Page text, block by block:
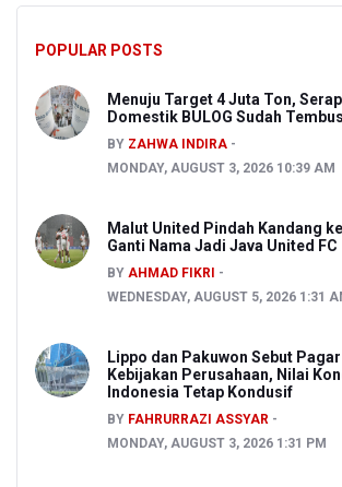
POPULAR POSTS
Menuju Target 4 Juta Ton,
Domestik BULOG Sudah
BY ZAHWA INDIRA
MONDAY, AUGUST 3, 2026 10:39 AM
Malut United Pindah Kandang
Ganti Nama Jadi Java United FC
BY AHMAD FIKRI
WEDNESDAY, AUGUST 5, 2026 1:31
Lippo dan Pakuwon Sebut
Kebijakan Perusahaan, Nilai
Indonesia Tetap Kondusif
BY FAHRURRAZI ASSYAR
MONDAY, AUGUST 3, 2026 1:31 PM